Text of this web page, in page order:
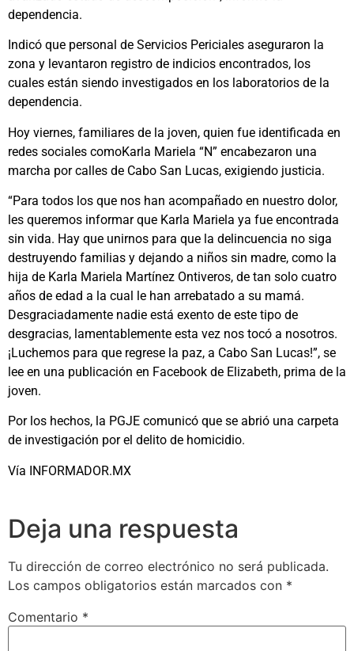
dependencia.
Indicó que personal de Servicios Periciales aseguraron la
zona y levantaron registro de indicios encontrados, los
cuales están siendo investigados en los laboratorios de la
dependencia.
Hoy viernes, familiares de la joven, quien fue identificada en
redes sociales comoKarla Mariela “N” encabezaron una
marcha por calles de Cabo San Lucas, exigiendo justicia.
“Para todos los que nos han acompañado en nuestro dolor,
les queremos informar que Karla Mariela ya fue encontrada
sin vida. Hay que unirnos para que la delincuencia no siga
destruyendo familias y dejando a niños sin madre, como la
hija de Karla Mariela Martínez Ontiveros, de tan solo cuatro
años de edad a la cual le han arrebatado a su mamá.
Desgraciadamente nadie está exento de este tipo de
desgracias, lamentablemente esta vez nos tocó a nosotros.
¡Luchemos para que regrese la paz, a Cabo San Lucas!”, se
lee en una publicación en Facebook de Elizabeth, prima de la
joven.
Por los hechos, la PGJE comunicó que se abrió una carpeta
de investigación por el delito de homicidio.
Vía INFORMADOR.MX
Deja una respuesta
Tu dirección de correo electrónico no será publicada.
Los campos obligatorios están marcados con *
Comentario *